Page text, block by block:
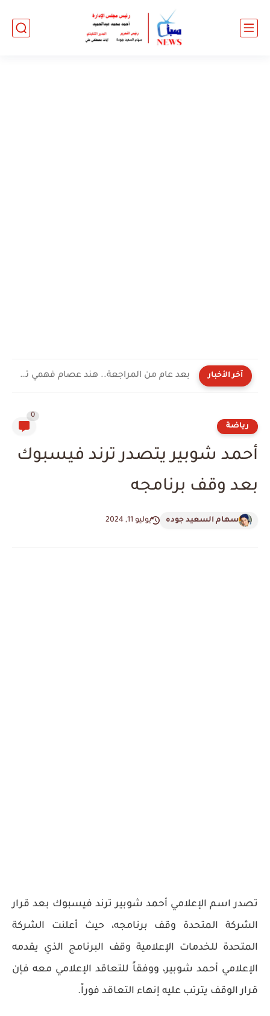
آخر الأخبار بعد عام من المراجعة.. هند عصام فهمي تجتاز السرد الكامل...
رياضة
0
أحمد شوبير يتصدر ترند فيسبوك
بعد وقف برنامجه
سهام السعيد جوده يوليو 11, 2024
تصدر اسم الإعلامي أحمد شوبير ترند فيسبوك بعد قرار
الشركة المتحدة وقف برنامجه، حيث أعلنت الشركة
المتحدة للخدمات الإعلامية وقف البرنامج الذي يقدمه
الإعلامي أحمد شوبير، ووفقاً للتعاقد الإعلامي معه فإن
قرار الوقف يترتب عليه إنهاء التعاقد فوراً.